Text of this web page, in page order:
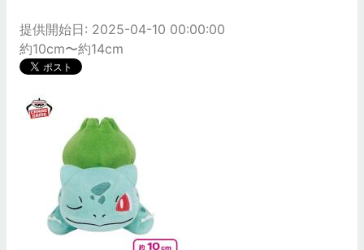
提供開始日: 2025-04-10 00:00:00
約10cm〜約14cm